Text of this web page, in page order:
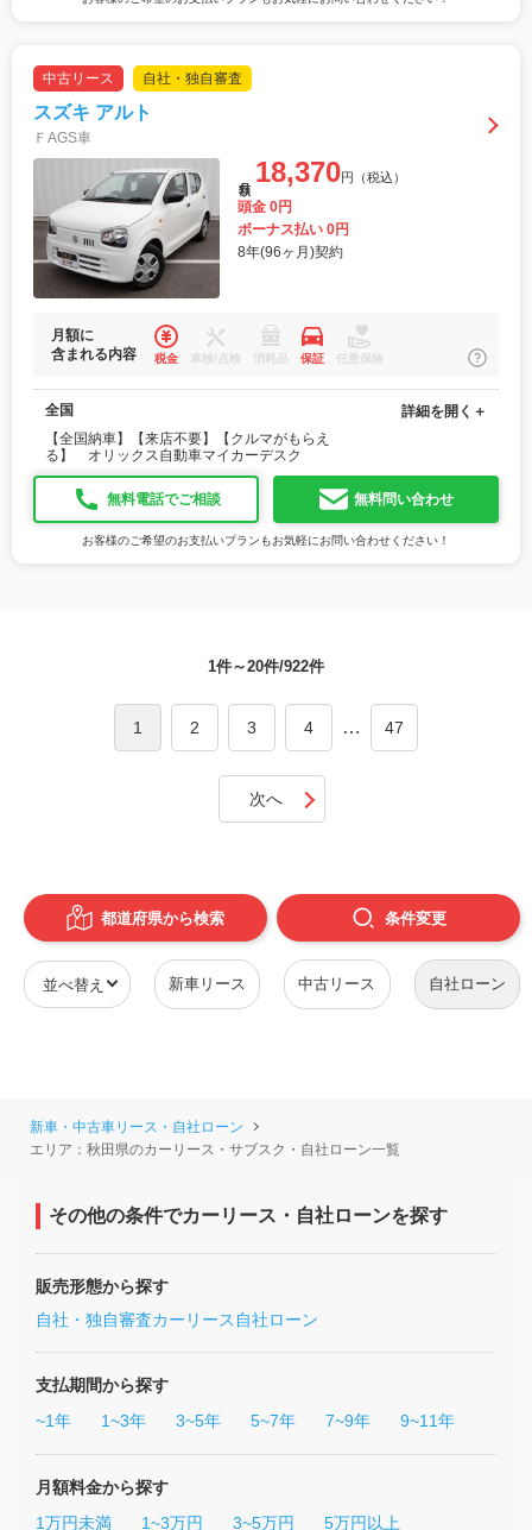
中古リース 自社・独自審査
スズキ アルト
ＦAGS車
18,370円（税込）
頭金 0円
ボーナス払い 0円
8年(96ヶ月)契約
月額に
含まれる内容
税金 車検/点検 消耗品 保証 任意保険
全国
【全国納車】【来店不要】【クルマがもらえ
る】 オリックス自動車マイカーデスク
詳細を開く＋
無料電話でご相談 無料問い合わせ
お客様のご希望のお支払いプランもお気軽にお問い合わせください！
1件～20件/922件
1 2 3 4 … 47
次へ
都道府県から検索 条件変更
新車リース 中古リース 自社ローン
新車・中古車リース・自社ローン
エリア：秋田県のカーリース・サブスク・自社ローン一覧
その他の条件でカーリース・自社ローンを探す
販売形態から探す
自社・独自審査カーリース 自社ローン
支払期間から探す
~1年
1~3年 3~5年 5~7年 7~9年 9~11年
月額料金から探す
1万円未満
1~3万円 3~5万円 5万円以上